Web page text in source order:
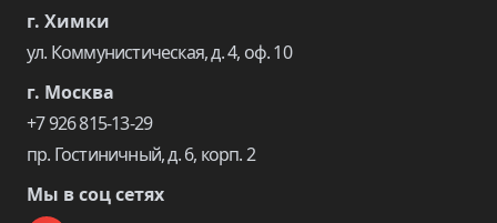
г. Химки
ул. Коммунистическая, д. 4, оф. 10
г. Москва
+7 926 815-13-29
пр. Гостиничный, д. 6, корп. 2
Мы в соц сетях